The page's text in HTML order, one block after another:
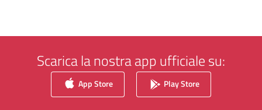
Scarica la nostra app ufficiale su:
App Store Play Store